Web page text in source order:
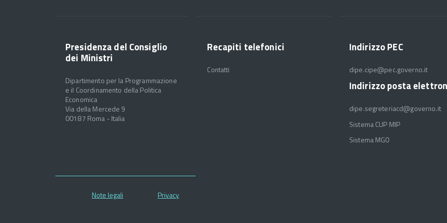
Presidenza del Consiglio
dei Ministri
Dipartimento per la Programmazione
e il Coordinamento della Politica
Economica
Via della Mercede 9
00187 Roma - Italia
Recapiti telefonici
Contatti
Indirizzo PEC
dipe.cipe@pec.governo.it
Indirizzo posta
dipe.segreteriacd@governo.it
Sistema CUP MIP
Sistema MGO
Note legali Privacy